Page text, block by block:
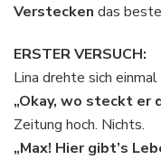
Verstecken das
ERSTER VERSUCH:
Lina drehte sich einmal
„Okay, wo steckt er
Zeitung hoch. Nichts.
„Max! Hier gibt’s